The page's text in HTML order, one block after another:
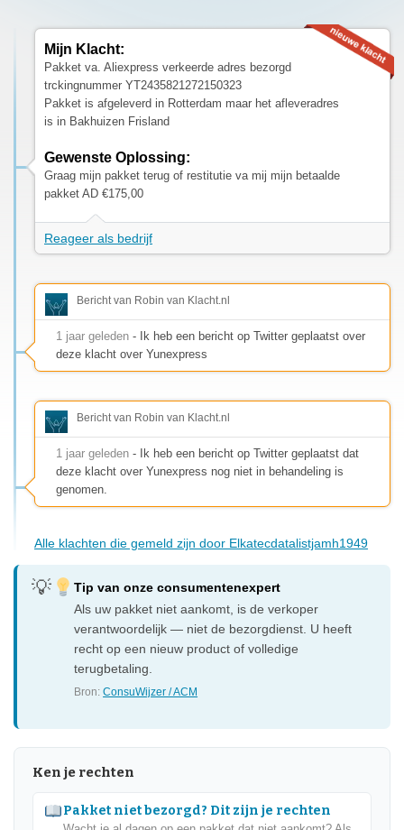
Mijn Klacht:
Pakket va. Aliexpress verkeerde adres bezorgd
trckingnummer YT2435821272150323
Pakket is afgeleverd in Rotterdam maar het afleveradres
is in Bakhuizen Frisland
Gewenste Oplossing:
Graag mijn pakket terug of restitutie va mij mijn betaalde
pakket AD €175,00
Reageer als bedrijf
Bericht van Robin van Klacht.nl
1 jaar geleden - Ik heb een bericht op Twitter geplaatst over
deze klacht over Yunexpress
Bericht van Robin van Klacht.nl
1 jaar geleden - Ik heb een bericht op Twitter geplaatst dat
deze klacht over Yunexpress nog niet in behandeling is
genomen.
Alle klachten die gemeld zijn door Elkatecdatalistjamh1949
Tip van onze consumentenexpert
Als uw pakket niet aankomt, is de verkoper
verantwoordelijk — niet de bezorgdienst. U heeft
recht op een nieuw product of volledige
terugbetaling.
Bron:ConsuWijzer / ACM
Ken je rechten
Pakket niet bezorgd? Dit zijn je rechten